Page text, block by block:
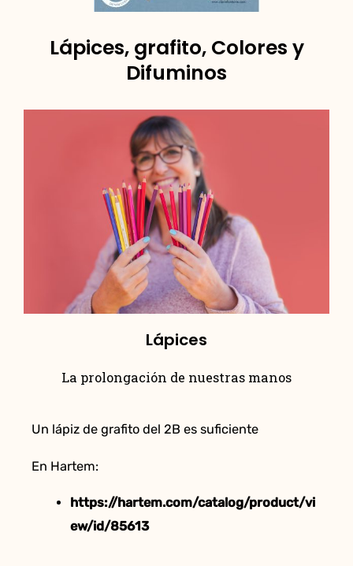
Lápices, grafito, Colores y
Difuminos
Lápices
La prolongación de nuestras manos
Un lápiz de grafito del 2B es suficiente
En Hartem:
https://hartem.com/catalog/product/vi
ew/id/85613